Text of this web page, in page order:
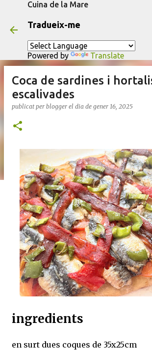
Cuina de la Mare
Tradueix-me
Powered by Translate
Coca de sardines i
escalivades
publicat per blogger el dia de gener 16, 2025
ingredients
en surt dues coques de 35x25cm